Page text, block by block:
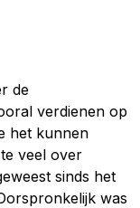
de
verdienen op
het kunnen
veel over
sinds het
was